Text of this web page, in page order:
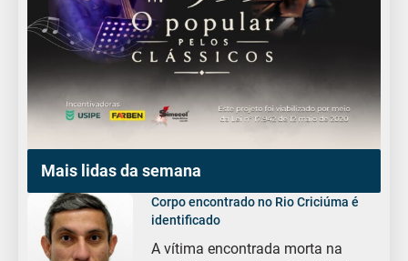
Mais lidas da semana
Corpo encontrado no Rio Criciúma é
identificado
A vítima encontrada morta na